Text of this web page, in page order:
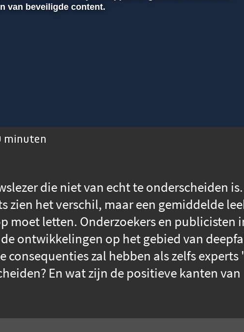
van beveiligde content.
minuten
die niet van echt te onderscheiden
zien het verschil, maar een gemiddelde
moet letten. Onderzoekers en publicisten
ontwikkelingen op het gebied van
consequenties zal hebben als zelfs experts
En wat zijn de positieve kanten van